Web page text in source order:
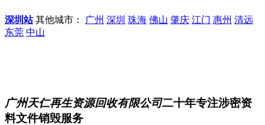
深圳站其他城市： 广州 深圳 珠海 佛山 肇庆 江门 惠州 清远
东莞 中山
广州天仁再生资源回收有限公司二十年专注涉密资
料文件销毁服务